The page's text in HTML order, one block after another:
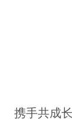
携手共成长